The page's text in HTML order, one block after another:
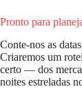
Pronto para
Conte-nos as
Criaremos um
certo — dos
noites estreladas